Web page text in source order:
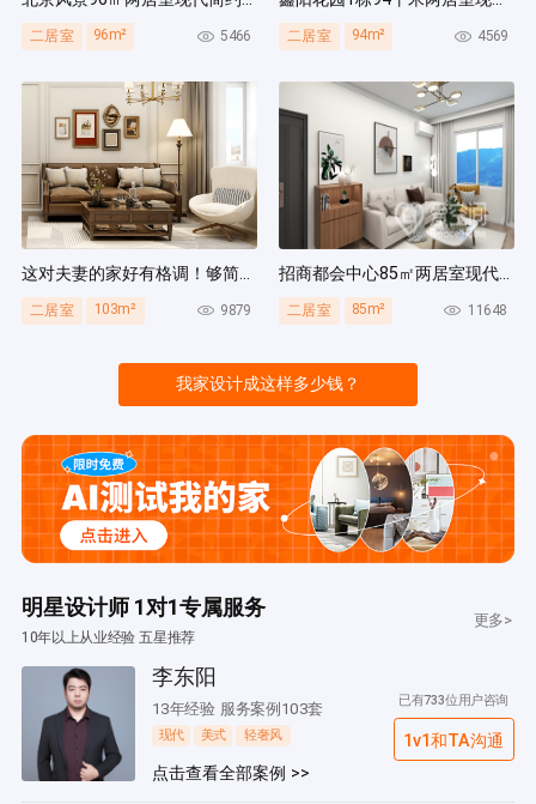
二居室 96m² 5466 二居室 94m² 4569
这对夫妻的家好有格调！够简洁还复古，好打扫卫生太贴心~
二居室 103m² 9879
招商都会中心85㎡两居室现代简约风装修案例
二居室 85m² 11648
我家设计成这样多少钱？
明星设计师 1对1专属服务
10年以上从业经验 五星推荐
更多>
李东阳
13年经验 服务案例103套
现代 美式 轻奢风
点击查看全部案例 >>
已有733位用户咨询
1v1和TA沟通